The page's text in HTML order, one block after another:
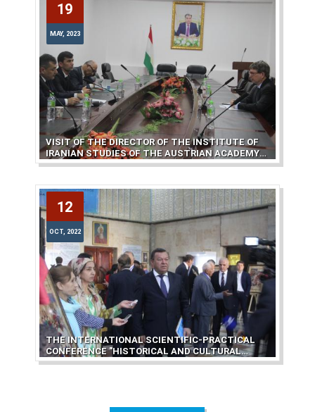
19
MAY, 2023
19
MAY, 2023
VISIT OF THE DIRECTOR OF THE INSTITUTE OF
IRANIAN STUDIES OF THE AUSTRIAN ACADEMY
OF SCIENCES TO THE CENTER OF WRITTEN
12
OCT, 2022
12
OCT, 2022
THE INTERNATIONAL SCIENTIFIC-PRACTICAL
CONFERENCE "HISTORICAL AND CULTURAL
GEOGRAPHY "SHOHNOMA"